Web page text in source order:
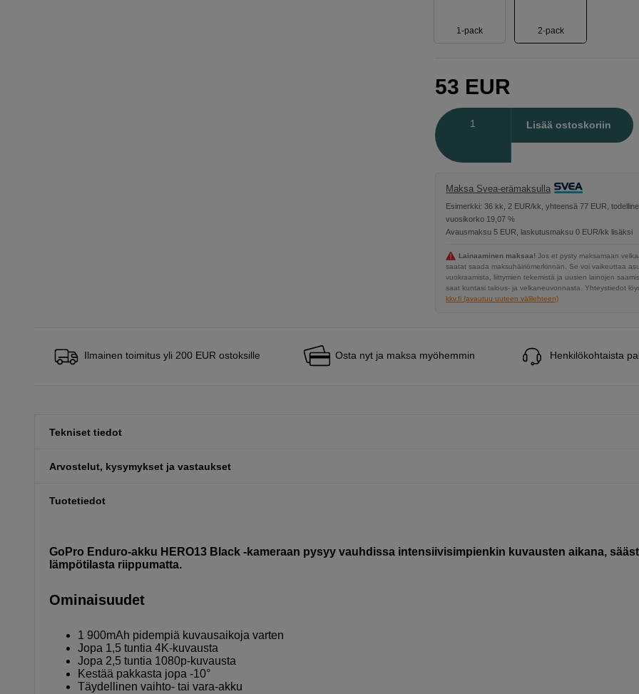
1-pack 2-pack
53 EUR
Lisää ostoskoriin
Maksa Svea-erämaksulla
Esimerkki: 36 kk, 2 EUR/kk, yhteensä 77 EUR,
vuosikorko 19,07 %
Avausmaksu 5 EUR, laskutusmaksu 0 EUR/kk lisäksi
Lainaaminen maksaa! Jos et pysty maksamaan
saatat saada maksuhäiriömerkinnän. Se voi vaikeuttaa
vuokraamista, liittymien tekemistä ja uusien lainojen
saat kuntasi talous- ja velkaneuvonnasta. Yhteystiedot
kkv.fi (avautuu uuteen välilehteen)
Ilmainen toimitus yli 200 EUR ostoksille Osta nyt ja maksa myöhemmin Henkilökohtaista
Tekniset tiedot
Arvostelut, kysymykset ja vastaukset
Tuotetiedot
GoPro Enduro-akku HERO13 Black -kameraan pysyy vauhdissa intensiivisimpienkin kuvausten aikana,
lämpötilasta riippumatta.
Ominaisuudet
1 900mAh pidempiä kuvausaikoja varten
Jopa 1,5 tuntia 4K-kuvausta
Jopa 2,5 tuntia 1080p-kuvausta
Kestää pakkasta jopa -10°
Täydellinen vaihto- tai vara-akku